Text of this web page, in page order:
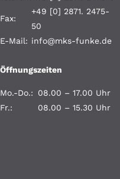
Fax:
+49 [0] 2871. 2475-
50
E-Mail: info@mks-funke.de
Öffnungszeiten
Mo.-Do.:
08.00 – 17.00 Uhr
Fr.:
08.00 – 15.30 Uhr